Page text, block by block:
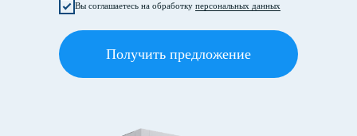
Вы соглашаетесь на обработку персональных данных
Получить предложение